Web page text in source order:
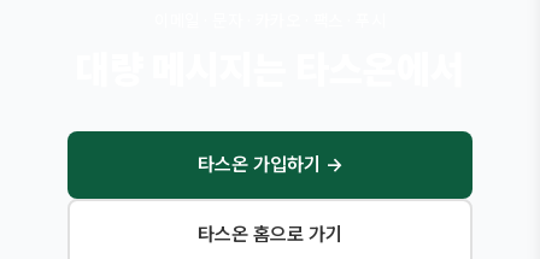
타스온 가입하기 →
타스온 홈으로 가기